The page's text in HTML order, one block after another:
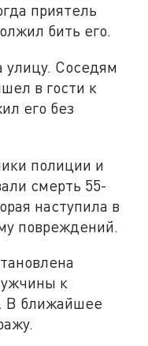
приятель
бить его.
Соседям
в гости к
его без
полиции и
смерть 55-
наступила в
повреждений.
к
В ближайшее